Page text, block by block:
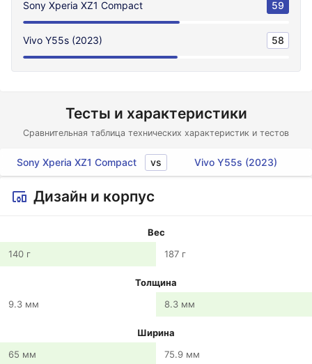
Sony Xperia XZ1 Compact 59
Vivo Y55s (2023) 58
Тесты и характеристики
Сравнительная таблица технических характеристик и тестов
Sony Xperia XZ1 Compact vs Vivo Y55s (2023)
Дизайн и корпус
Вес
140 г
187 г
Толщина
9.3 мм
8.3 мм
Ширина
65 мм
75.9 мм